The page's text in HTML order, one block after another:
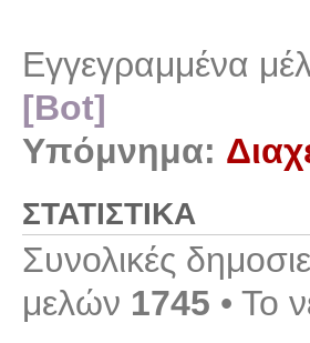
Εγγεγραμμένα
[Bot]
Υπόμνημα:
ΣΤΑΤΙΣΤΙΚΆ
Συνολικές
μελών 1745 • Το